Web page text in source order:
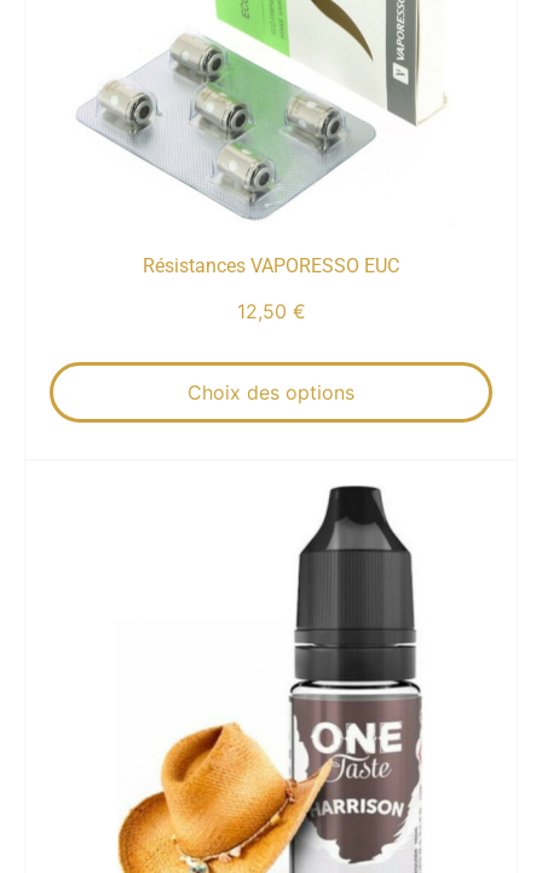
Résistances VAPORESSO EUC
12,50 €
Choix des options